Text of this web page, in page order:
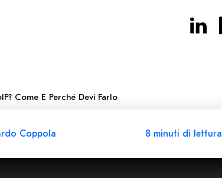
Come E Perché Devi Farlo
Coppola 8 minuti di lettura